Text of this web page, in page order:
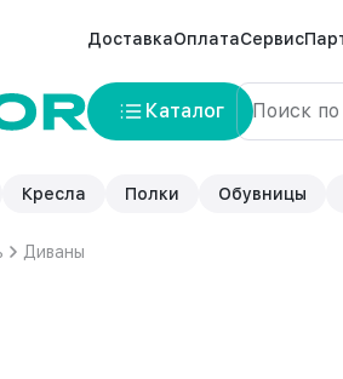
ДоставкаОплатаСервис
Каталог
Кресла Полки Обувницы
Диваны